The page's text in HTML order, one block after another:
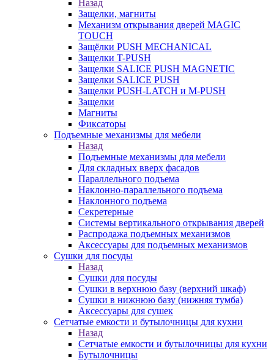
Назад
Защелки, магниты
Механизм открывания дверей MAGIC
TOUCH
Защёлки PUSH MECHANICAL
Защелки T-PUSH
Защелки SALICE PUSH MAGNETIC
Защелки SALICE PUSH
Защелки PUSH-LATCH и M-PUSH
Защелки
Магниты
Фиксаторы
Подъемные механизмы для мебели
Назад
Подъемные механизмы для мебели
Для складных вверх фасадов
Параллельного подъема
Наклонно-параллельного подъема
Наклонного подъема
Секретерные
Системы вертикального открывания дверей
Распродажа подъемных механизмов
Аксессуары для подъемных механизмов
Сушки для посуды
Назад
Сушки для посуды
Сушки в верхнюю базу (верхний шкаф)
Сушки в нижнюю базу (нижняя тумба)
Аксессуары для сушек
Сетчатые емкости и бутылочницы для кухни
Назад
Сетчатые емкости и бутылочницы для кухни
Бутылочницы